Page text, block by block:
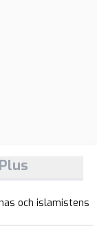
Plus
och islamistens